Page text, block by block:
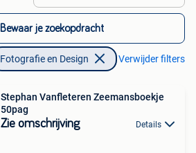
Bewaar je zoekopdracht
Fotografie en Design Verwijder filters
Stephan Vanfleteren Zeemansboekje
50pag
Zie omschrijving Details